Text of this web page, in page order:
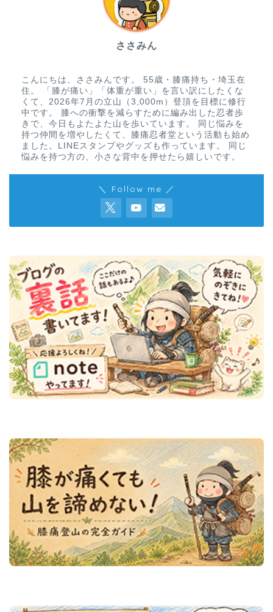
ささみん
こんにちは、ささみんです。 55歳・膝痛持ち・埼玉在
住。 「膝が痛い」「体重が重い」を言い訳にしたくな
くて、2026年7月の立山（3,000m）登頂を目標に修行
中です。 膝への衝撃を減らすために編み出した忍者歩
きで、今日もよたよた山を歩いています。 同じ悩みを
持つ仲間を増やしたくて、膝痛忍者堂という活動も始め
ました。LINEスタンプやグッズも作っています。 同じ
悩みを持つ方の、小さな背中を押せたら嬉しいです。
＼ Follow me ／